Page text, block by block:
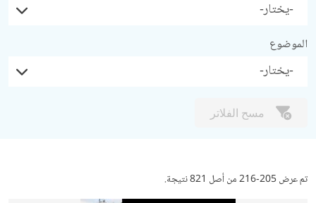
الموضوع
مسح الفلاتر
تم عرض 205-216 من أصل 821 نتيجة.